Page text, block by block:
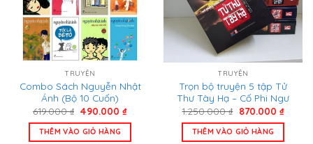
TRUYỆN
Combo Sách Nguyễn Nhật
Ánh (Bộ 10 Cuốn)
619.000₫ Giá
là:
619.000 ₫.
490.000₫Giá
THÊM VÀO GIỎ HÀNG
TRUYỆN
Trọn bộ truyện 5 tập Tử
Thư Tây Hạ – Cố Phi Ngư
1.250.000₫ Giá
là:
1.250.000 ₫.
870.000 ₫Giá
THÊM VÀO GIỎ HÀNG